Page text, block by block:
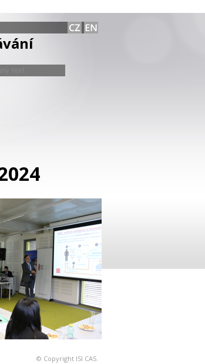
© Copyright ISI CAS.